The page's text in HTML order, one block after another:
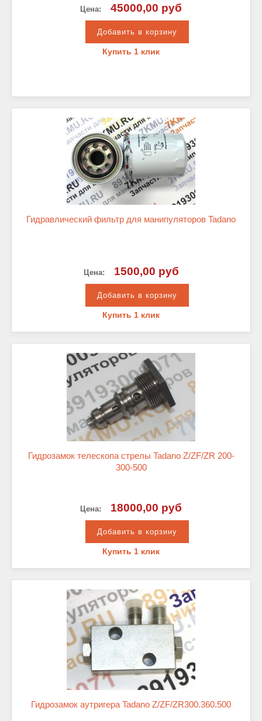
Цена: 45000,00 руб
Купить 1 клик
Гидравлический фильтр для манипуляторов Tadano
Цена: 1500,00 руб
Купить 1 клик
Гидрозамок телескопа стрелы Tadano Z/ZF/ZR 200-
300-500
Цена: 18000,00 руб
Купить 1 клик
Гидрозамок аутригера Tadano Z/ZF/ZR300.360.500